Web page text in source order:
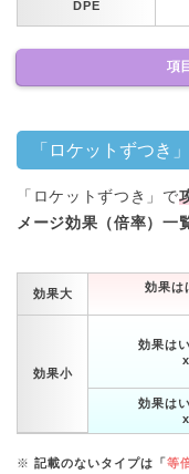
DPE
項
「ロケットずつき
「ロケットずつき」で
メージ効果（倍率）一
効果大
効果は
効果小
効果は
効果は
※ 記載のないタイプは「等